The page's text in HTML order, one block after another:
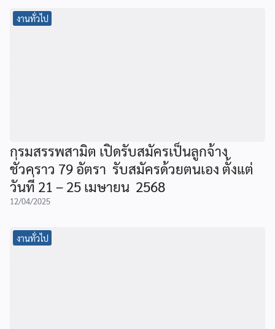
งานทั่วไป
กรมสรรพสามิต เปิดรับสมัครเป็นลูกจ้าง
ชั่วคราว 79 อัตรา รับสมัครด้วยตนเอง ตั้งแต่
วันที่ 21 – 25 เมษายน 2568
12/04/2025
งานทั่วไป